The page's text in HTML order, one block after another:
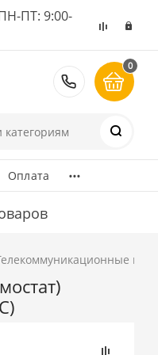
ПТ: 9:00-
8 (495)
0
Оплата ...